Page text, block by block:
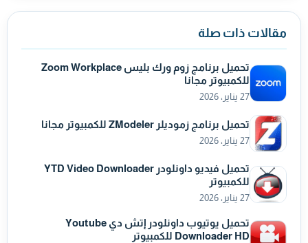
مقالات ذات صلة
تحميل برنامج زوم ورك بليس Zoom Workplace
للكمبيوتر مجانا
27 يناير، 2026
تحميل برنامج زموديلر ZModeler للكمبيوتر مجانا
27 يناير، 2026
تحميل فيديو داونلودر YTD Video Downloader
للكمبيوتر
27 يناير، 2026
تحميل يوتيوب داونلودر إتش دي Youtube
Downloader HD للكمبيوتر